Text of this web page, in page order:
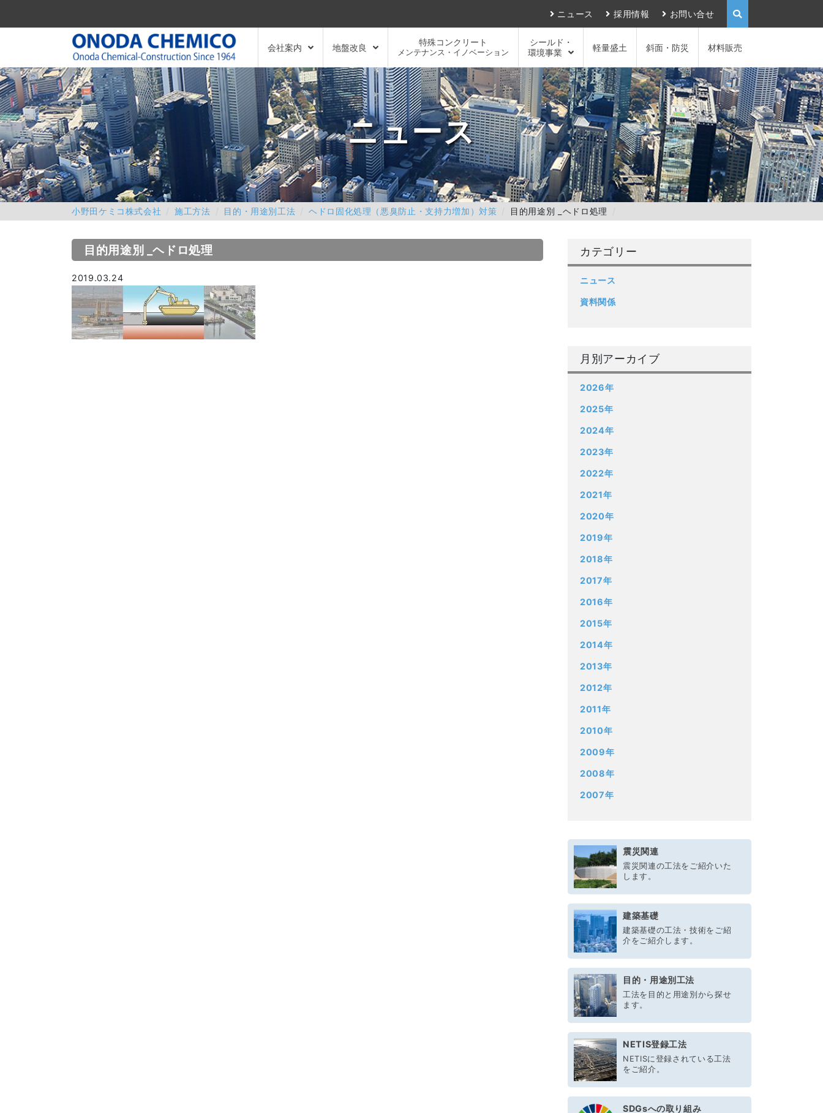
ニュース 採用情報 お問い合せ
会社案内 地盤改良
特殊コンクリート
メンテナンス・イノベーション
シールド・
環境事業
軽量盛土 斜面・防災 材料販売
ニュース
小野田ケミコ株式会社 施工方法 目的・用途別工法 ヘドロ固化処理（悪臭防止・支持力増加）対策 目的用途別 _ヘドロ処理
目的用途別 _ヘドロ処理
2019.03.24
カテゴリー
ニュース
資料関係
月別アーカイブ
2026年
2025年
2024年
2023年
2022年
2021年
2020年
2019年
2018年
2017年
2016年
2015年
2014年
2013年
2012年
2011年
2010年
2009年
2008年
2007年
震災関連
震災関連の工法をご紹介いた
します。
建築基礎
建築基礎の工法・技術をご紹
介をご紹介します。
目的・用途別工法
工法を目的と用途別から探せ
ます。
NETIS登録工法
NETISに登録されている工法
をご紹介。
SDGsへの取り組み